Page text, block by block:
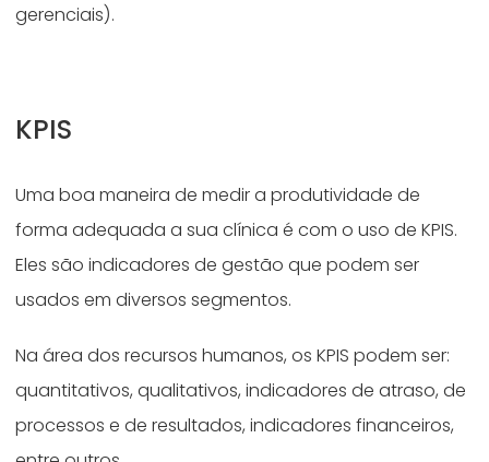
gerenciais).
KPIS
Uma boa maneira de medir a produtividade de
forma adequada a sua clínica é com o uso de KPIS.
Eles são indicadores de gestão que podem ser
usados em diversos segmentos.
Na área dos recursos humanos, os KPIS podem ser:
quantitativos, qualitativos, indicadores de atraso, de
processos e de resultados, indicadores financeiros,